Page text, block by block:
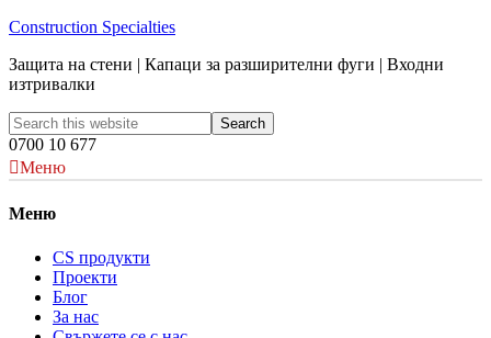
Construction Specialties
Защита на стени | Капаци за разширителни фуги | Входни
изтривалки
0700 10 677
Меню
Меню
CS продукти
Проекти
Блог
За нас